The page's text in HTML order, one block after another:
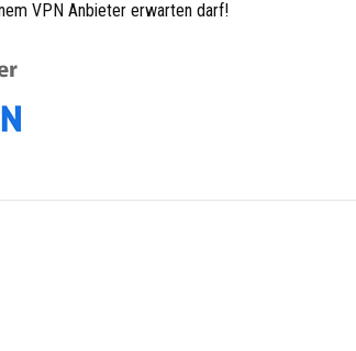
VPN Anbieter erwarten darf!